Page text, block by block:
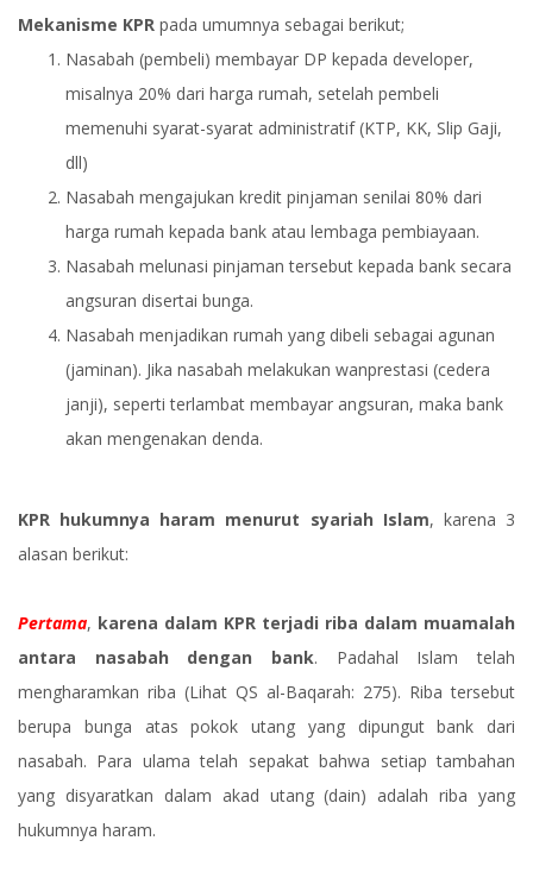
Mekanisme KPR pada umumnya sebagai berikut;
Nasabah (pembeli) membayar DP kepada developer,
misalnya 20% dari harga rumah, setelah pembeli
memenuhi syarat-syarat administratif (KTP, KK, Slip Gaji,
dll)
Nasabah mengajukan kredit pinjaman senilai 80% dari
harga rumah kepada bank atau lembaga pembiayaan.
Nasabah melunasi pinjaman tersebut kepada bank secara
angsuran disertai bunga.
Nasabah menjadikan rumah yang dibeli sebagai agunan
(jaminan). Jika nasabah melakukan wanprestasi (cedera
janji), seperti terlambat membayar angsuran, maka bank
akan mengenakan denda.
KPR hukumnya haram menurut syariah Islam, karena 3
alasan berikut:
Pertama, karena dalam KPR terjadi riba dalam muamalah
antara nasabah dengan bank. Padahal Islam telah
mengharamkan riba (Lihat QS al-Baqarah: 275). Riba tersebut
berupa bunga atas pokok utang yang dipungut bank dari
nasabah. Para ulama telah sepakat bahwa setiap tambahan
yang disyaratkan dalam akad utang (dain) adalah riba yang
hukumnya haram.